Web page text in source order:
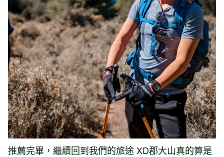
推薦完畢，繼續回到我們的旅途 XD郡大山真的算是